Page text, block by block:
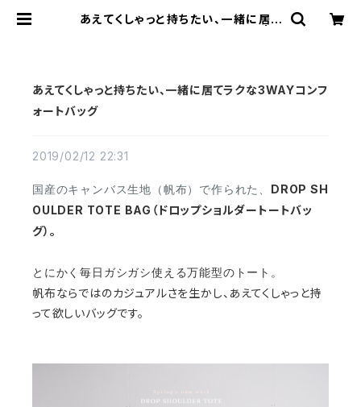
あえてくしゃっと持ちたい、一緒に居て
あえてくしゃっと持ちたい、一緒に居てラクな3WAYコンフ
ォートバッグ
2019/02/12 22:31
国産のキャンバス生地（帆布）で作られた、 DROP SH
OULDER TOTE BAG（ドロップショルダートートバッ
グ）。
とにかく毎日ガシガシ使える万能型のトート。
帆布ならではのカジュアルさを生かし、あえてくしゃっと持
って欲しいバッグです。